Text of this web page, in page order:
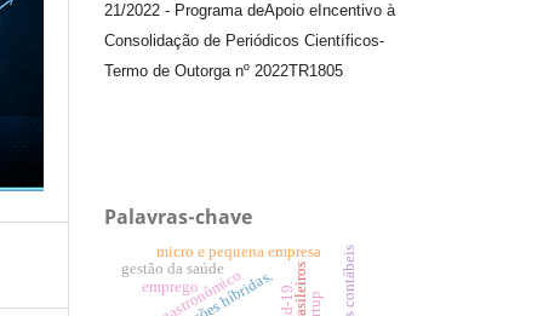
21/2022 - Programa deApoio e Incentivo à
Consolidação de Periódicos Científicos-
Termo de Outorga nº 2022TR1805
Palavras-chave
micro e pequena empresa
gestão da saúde
emprego